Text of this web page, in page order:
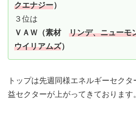
クエナジー）
３位は
ＶＡＷ（素材 リンデ、ニューモ
ウイリアムズ）
トップは先週同様エネルギーセク
益セクターが上がってきております